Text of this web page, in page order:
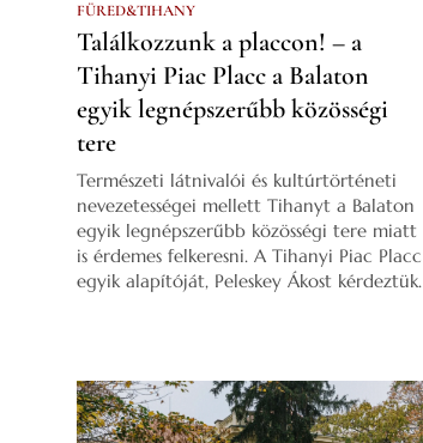
FÜRED&TIHANY
Találkozzunk a placcon! – a
Tihanyi Piac Placc a Balaton
egyik legnépszerűbb közösségi
tere
Természeti látnivalói és kultúrtörténeti
nevezetességei mellett Tihanyt a Balaton
egyik legnépszerűbb közösségi tere miatt
is érdemes felkeresni. A Tihanyi Piac Placc
egyik alapítóját, Peleskey Ákost kérdeztük.